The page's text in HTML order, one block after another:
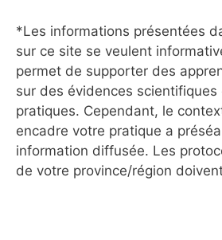
*Les informations présentées
sur ce site se veulent
permet de supporter des
sur des évidences
pratiques. Cependant, le
encadre votre pratique a
information diffusée. Les
de votre province/région